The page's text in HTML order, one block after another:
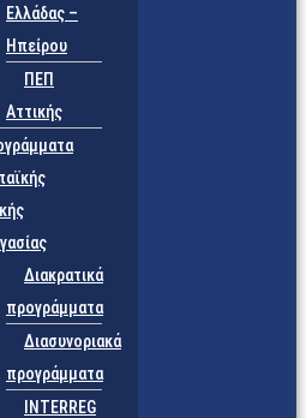
Ελλάδας –
Ηπείρου
ΠΕΠ
Αττικής
Διακρατικά
προγράμματα
Διασυνοριακά
προγράμματα
INTERREG